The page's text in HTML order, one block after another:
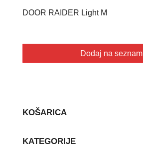
DOOR RAIDER Light M
Dodaj na seznam
KOŠARICA
KATEGORIJE